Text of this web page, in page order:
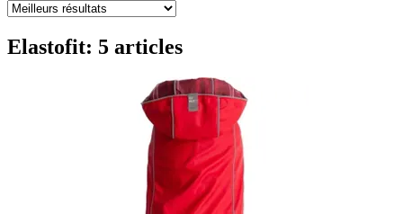
Elastofit: 5 articles